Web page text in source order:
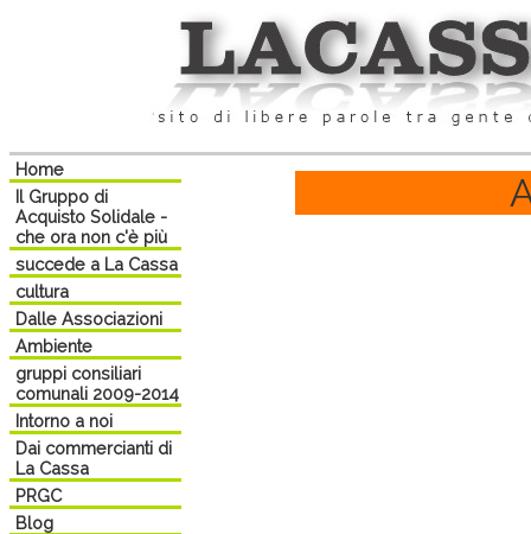
Home
Il Gruppo di
Acquisto Solidale -
che ora non c'è più
succede a La Cassa
cultura
Dalle Associazioni
Ambiente
gruppi consiliari
comunali 2009-2014
Intorno a noi
Dai commercianti di
La Cassa
PRGC
Blog